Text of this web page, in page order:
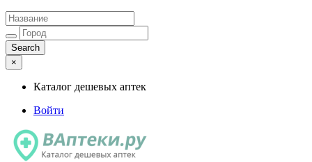
×
Каталог дешевых аптек
Войти